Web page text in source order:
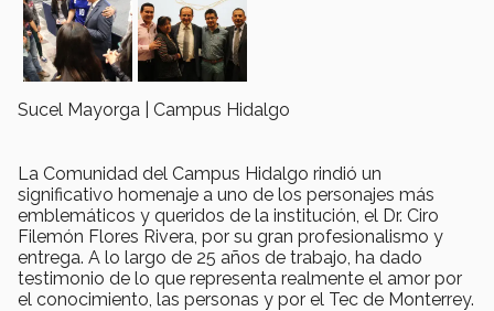
Sucel Mayorga | Campus Hidalgo
La Comunidad del Campus Hidalgo rindió un
significativo homenaje a uno de los personajes más
emblemáticos y queridos de la institución, el Dr. Ciro
Filemón Flores Rivera, por su gran profesionalismo y
entrega. A lo largo de 25 años de trabajo, ha dado
testimonio de lo que representa realmente el amor por
el conocimiento, las personas y por el Tec de Monterrey.